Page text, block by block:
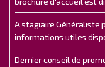
A stagiaire
informations utiles
Dernier conseil de